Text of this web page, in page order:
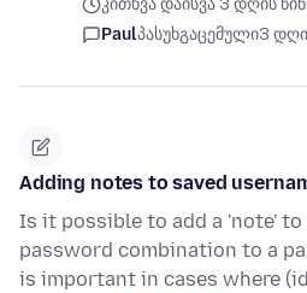
კითხვა დაისვა 3 დღის წინ
Paulპასუხგაცემული3
Adding notes to saved
Is it possible to add a 'note' to
password combination to a
is important in cases where